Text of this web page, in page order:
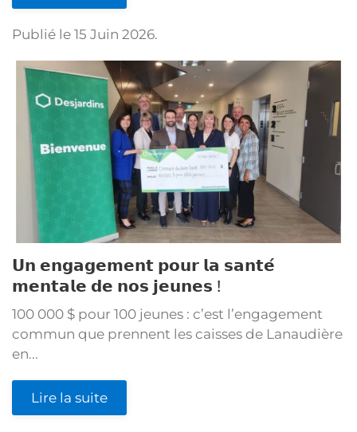
Publié le 15 Juin 2026.
𝗨𝗻 𝗲𝗻𝗴𝗮𝗴𝗲𝗺𝗲𝗻𝘁 𝗽𝗼𝘂𝗿 𝗹𝗮 𝘀𝗮𝗻𝘁𝗲́
𝗺𝗲𝗻𝘁𝗮𝗹𝗲 𝗱𝗲 𝗻𝗼𝘀 𝗷𝗲𝘂𝗻𝗲𝘀 !
100 000 $ pour 100 jeunes : c’est l’engagement
commun que prennent les caisses de Lanaudière
en...
Lire la suite